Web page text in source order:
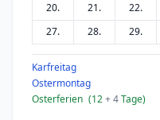
20.
21. 22.
27.
28. 29.
Karfreitag
Ostermontag
Osterferien (12+ 4Tage)